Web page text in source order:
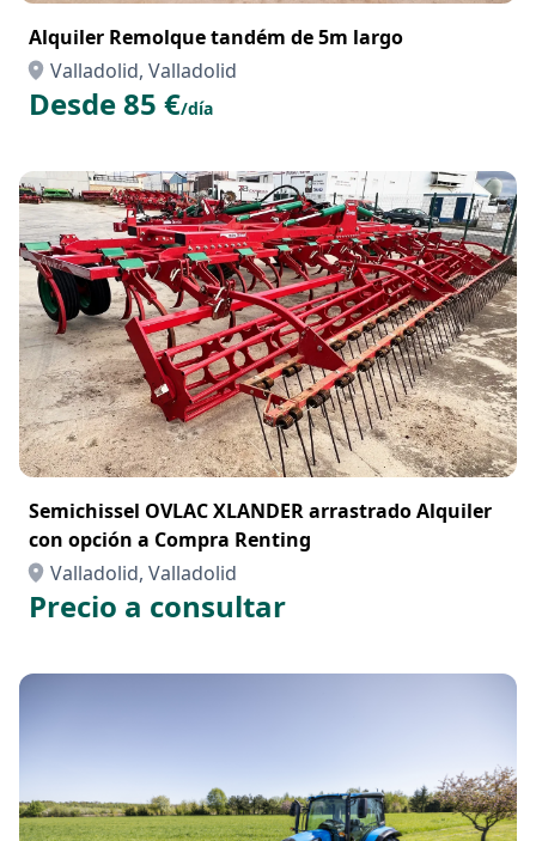
Alquiler Remolque tandém de 5m largo
Valladolid, Valladolid
Desde 85 €/día
Semichissel OVLAC XLANDER arrastrado Alquiler
con opción a Compra Renting
Valladolid, Valladolid
Precio a consultar